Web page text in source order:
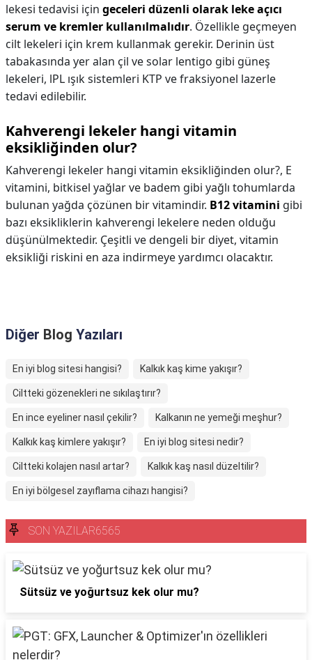
lekesi tedavisi için geceleri düzenli olarak leke açıcı
serum ve kremler kullanılmalıdır. Özellikle geçmeyen
cilt lekeleri için krem kullanmak gerekir. Derinin üst
tabakasında yer alan çil ve solar lentigo gibi güneş
lekeleri, lPL ışık sistemleri KTP ve fraksiyonel lazerle
tedavi edilebilir.
Kahverengi lekeler hangi vitamin
eksikliğinden olur?
Kahverengi lekeler hangi vitamin eksikliğinden olur?, E
vitamini, bitkisel yağlar ve badem gibi yağlı tohumlarda
bulunan yağda çözünen bir vitamindir. B12 vitamini gibi
bazı eksikliklerin kahverengi lekelere neden olduğu
düşünülmektedir. Çeşitli ve dengeli bir diyet, vitamin
eksikliği riskini en aza indirmeye yardımcı olacaktır.
Diğer Blog Yazıları
En iyi blog sitesi hangisi? Kalkık kaş kime yakışır?
Ciltteki gözenekleri ne sıkılaştırır?
En ince eyeliner nasıl çekilir? Kalkanın ne yemeği meşhur?
Kalkık kaş kimlere yakışır? En iyi blog sitesi nedir?
Ciltteki kolajen nasıl artar? Kalkık kaş nasıl düzeltilir?
En iyi bölgesel zayıflama cihazı hangisi?
SON YAZILAR6565
Sütsüz ve yoğurtsuz kek olur mu?